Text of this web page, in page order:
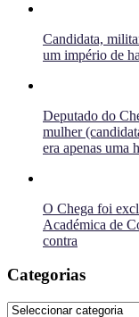
Candidata,
um império de
Deputado do
mulher
era apenas uma
O Chega foi
Académica de
contra
Categorias
Categorias